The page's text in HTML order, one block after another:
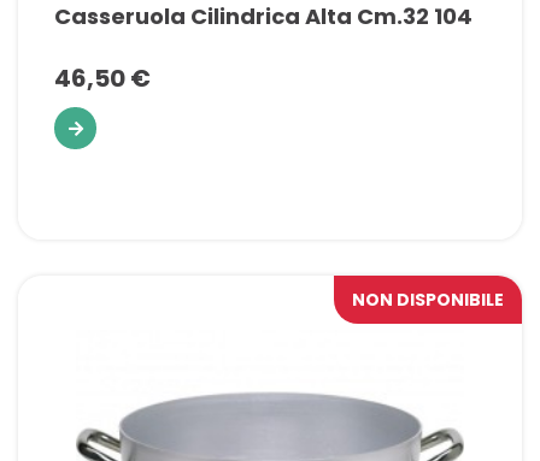
Casseruola Cilindrica Alta Cm.32 104
46,50 €
NON DISPONIBILE